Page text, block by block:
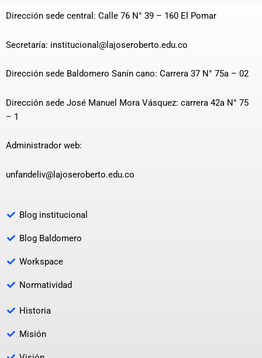
Dirección sede central: Calle 76 N° 39 – 160 El Pomar
Secretaría: institucional@lajoseroberto.edu.co
Dirección sede Baldomero Sanín cano: Carrera 37 N° 75a – 02
Dirección sede José Manuel Mora Vásquez: carrera 42a N° 75
– 1
Administrador web:
unfandeliv@lajoseroberto.edu.co
Blog institucional
Blog Baldomero
Workspace
Normatividad
Historia
Misión